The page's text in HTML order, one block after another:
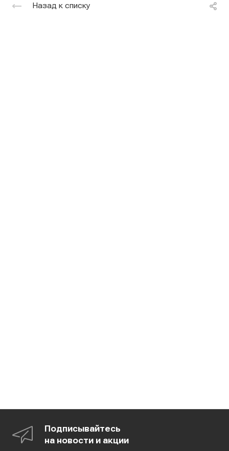
Назад к списку
Подписывайтесь
на новости и акции